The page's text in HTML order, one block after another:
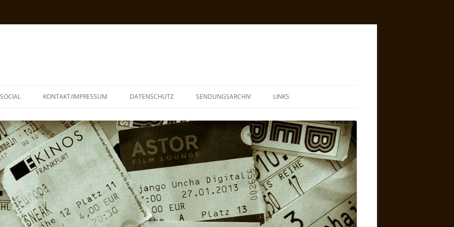
SOCIAL KONTAKT/IMPRESSUM DATENSCHUTZ SENDUNGSARCHIV LINKS